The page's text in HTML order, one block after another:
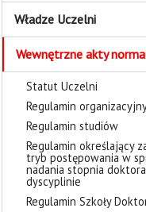
Władze Uczelni
Wewnętrzne akty
Statut Uczelni
Regulamin
Regulamin studiów
Regulamin określający
tryb postępowania w
nadania stopnia
dyscyplinie
Regulamin Szkoły